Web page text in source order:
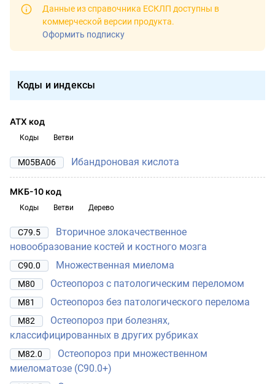
Данные из справочника ЕСКЛП доступны в
коммерческой версии продукта.
Оформить подписку
Коды и индексы
АТХ код
Коды Ветви
M05BA06 Ибандроновая кислота
МКБ-10 код
Коды Ветви Дерево
C79.5
Вторичное злокачественное
новообразование костей и костного мозга
C90.0 Множественная миелома
M80 Остеопороз с патологическим переломом
M81 Остеопороз без патологического перелома
M82
Остеопороз при болезнях,
классифицированных в других рубриках
M82.0
Остеопороз при множественном
миеломатозе (C90.0+)